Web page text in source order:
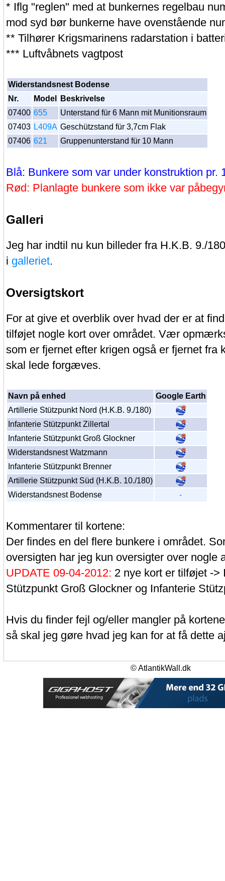
* Iflg "reglen" med at bunkernes regelbau
mod syd bør bunkerne have ovenstående
** Tilhører Krigsmarinens radarstation i
*** Luftvåbnets vagtpost
Widerstandsnest Bodense
Nr.
Model
Beskrivelse
07400 655
Unterstand für 6 Mann mit Munitionsraum
07403 L409A Geschützstand für 3,7cm Flak
07406 621 Gruppenunterstand für 10 Mann
Blå: Bunkere som var under konstruktion pr.
Rød: Planlagte bunkere som ikke var
Galleri
Jeg har indtil nu kun billeder fra H.K.B. 9./
i galleriet.
Oversigtskort
For at give et overblik over hvad der er at
tilføjet nogle kort over området. Vær
som er fjernet efter krigen også er fjernet fra
skal lede forgæves.
Navn på enhed
Google Earth
Artillerie Stützpunkt Nord (H.K.B. 9./180)
Infanterie Stützpunkt Zillertal
Infanterie Stützpunkt Groß Glockner
Widerstandsnest Watzmann
Infanterie Stützpunkt Brenner
Artillerie Stützpunkt Süd (H.K.B. 10./180)
Widerstandsnest Bodense
-
Kommentarer til kortene:
Der findes en del flere bunkere i området.
oversigten har jeg kun oversigter over nogle
UPDATE 09-04-2012: 2 nye kort er tilføjet ->
Stützpunkt Groß Glockner og Infanterie
Hvis du finder fejl og/eller mangler på
så skal jeg gøre hvad jeg kan for at få dette
© AtlantikWall.dk